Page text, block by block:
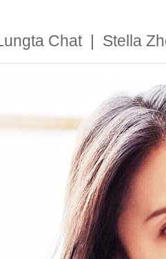
Chat | Stella